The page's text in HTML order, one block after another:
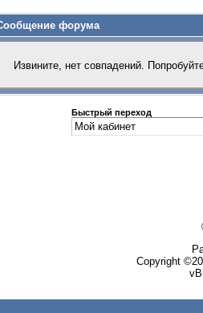
форума
Извините, нет совпадений.
Быстрый переход
Copyright